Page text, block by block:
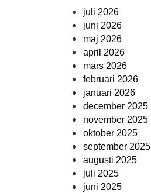
juli 2026
juni 2026
maj 2026
april 2026
mars 2026
februari 2026
januari 2026
december 2025
november 2025
oktober 2025
september 2025
augusti 2025
juli 2025
juni 2025